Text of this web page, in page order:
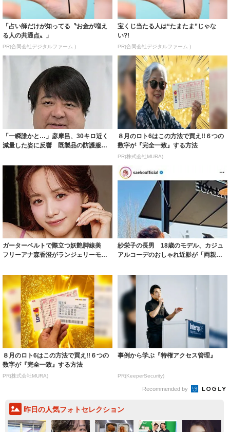
「一瞬誰かと…」彦摩呂、30キロ近く
減量した姿に反響 既製品の防護服が
着られると...
８月のロト6はこの方法で買え!!６つの
数字が『完全一致』する方法
PR(株式会社MURA)
ガーターベルトで際立つ妖艶脚線美
フリーアナ森香澄がランジェリーモデ
ルに ｢PE...
紗栄子の長男 18歳のモデル、カジュ
アルコーデのおしゃれ近影が「両親の
いいとこ取...
８月のロト6はこの方法で買え!!６つの
数字が『完全一致』する方法
PR(株式会社MURA)
事例から学ぶ『特権アクセス管理』
PR(KeeperSecurity)
Recommended by
昨日の人気フォトセレクション